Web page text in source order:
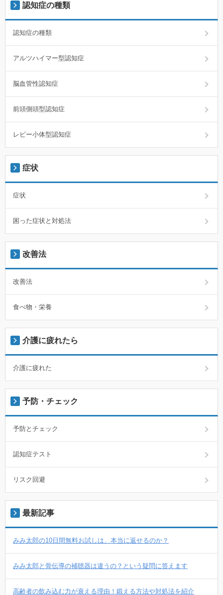
認知症の種類
認知症の種類
アルツハイマー型認知症
脳血管性認知症
前頭側頭型認知症
レビー小体型認知症
症状
症状
困った症状と対処法
改善法
改善法
食べ物・栄養
介護に疲れたら
介護に疲れた
予防・チェック
予防とチェック
認知症テスト
リスク回避
最新記事
みみ太郎の10日間無料お試しは、本当に返せるのか？
みみ太郎と骨伝導の補聴器は違うの？という疑問に答えます
高齢者の飲み込む力が衰える理由！鍛える方法や対処法を紹介